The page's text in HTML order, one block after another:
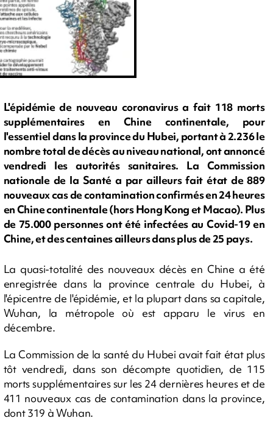
L'épidémie de nouveau coronavirus a fait 118 morts
supplémentaires en Chine continentale, pour
l'essentiel dans la province du Hubei, portant à 2.236 le
nombre total de décès au niveau national, ont annoncé
vendredi les autorités sanitaires. La Commission
nationale de la Santé a par ailleurs fait état de 889
nouveaux cas de contamination confirmés en 24 heures
en Chine continentale (hors Hong Kong et Macao). Plus
de 75.000 personnes ont été infectées au Covid-19 en
Chine, et des centaines ailleurs dans plus de 25 pays.
La quasi-totalité des nouveaux décès en Chine a été
enregistrée dans la province centrale du Hubei, à
l'épicentre de l'épidémie, et la plupart dans sa capitale,
Wuhan, la métropole où est apparu le virus en
décembre.
La Commission de la santé du Hubei avait fait état plus
tôt vendredi, dans son décompte quotidien, de 115
morts supplémentaires sur les 24 dernières heures et de
411 nouveaux cas de contamination dans la province,
dont 319 à Wuhan.